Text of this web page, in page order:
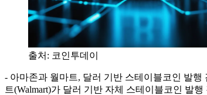
출처: 코인투데이
- 아마존과 월마트, 달러 기반 스테이블코인 발행
트(Walmart)가 달러 기반 자체 스테이블코인 발